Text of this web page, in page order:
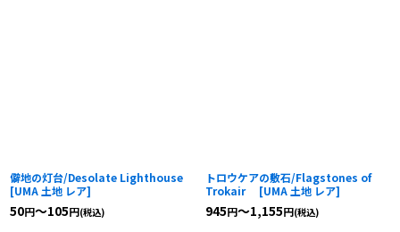
僻地の灯台/Desolate Lighthouse
[UMA 土地 レア]
50円～105円(税込)
トロウケアの敷石/Flagstones of
Trokair
[UMA 土地 レア]
945円～1,155円(税込)